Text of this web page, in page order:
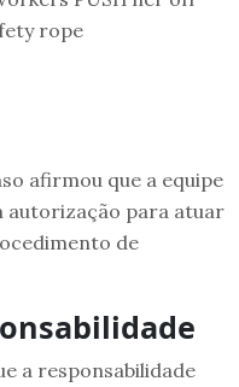
rope
afirmou que a equipe
autorização para atuar
de
a responsabilidade